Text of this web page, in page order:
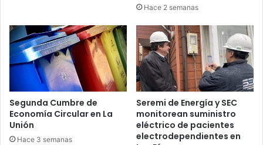
Hace 2 semanas
Segunda Cumbre de
Economía Circular en La
Unión
Hace 3 semanas
Seremi de Energía y SEC
monitorean suministro
eléctrico de pacientes
electrodependientes en